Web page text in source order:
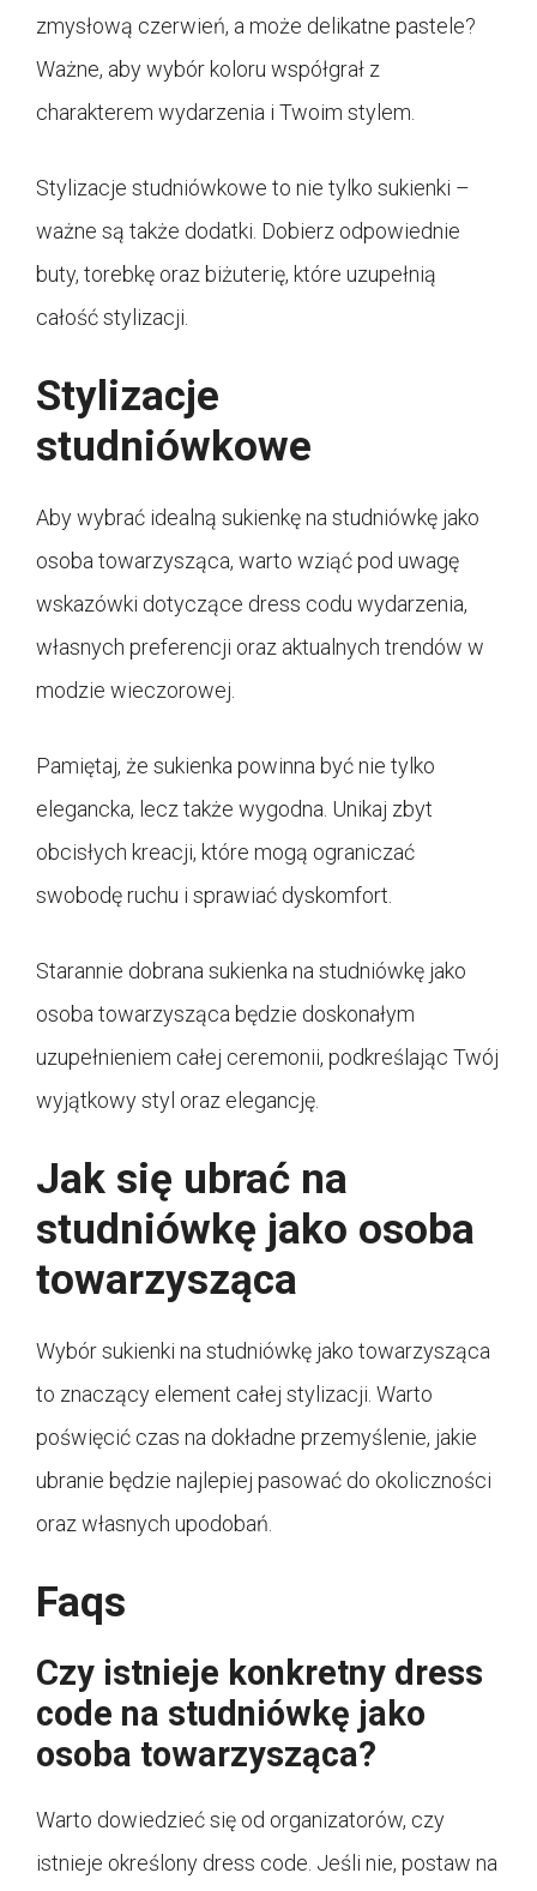
zmysłową czerwień, a może delikatne pastele?
Ważne, aby wybór koloru współgrał z
charakterem wydarzenia i Twoim stylem.
Stylizacje studniówkowe to nie tylko sukienki –
ważne są także dodatki. Dobierz odpowiednie
buty, torebkę oraz biżuterię, które uzupełnią
całość stylizacji.
Stylizacje
studniówkowe
Aby wybrać idealną sukienkę na studniówkę jako
osoba towarzysząca, warto wziąć pod uwagę
wskazówki dotyczące dress codu wydarzenia,
własnych preferencji oraz aktualnych trendów w
modzie wieczorowej.
Pamiętaj, że sukienka powinna być nie tylko
elegancka, lecz także wygodna. Unikaj zbyt
obcisłych kreacji, które mogą ograniczać
swobodę ruchu i sprawiać dyskomfort.
Starannie dobrana sukienka na studniówkę jako
osoba towarzysząca będzie doskonałym
uzupełnieniem całej ceremonii, podkreślając Twój
wyjątkowy styl oraz elegancję.
Jak się ubrać na
studniówkę jako osoba
towarzysząca
Wybór sukienki na studniówkę jako towarzysząca
to znaczący element całej stylizacji. Warto
poświęcić czas na dokładne przemyślenie, jakie
ubranie będzie najlepiej pasować do okoliczności
oraz własnych upodobań.
Faqs
Czy istnieje konkretny dress
code na studniówkę jako
osoba towarzysząca?
Warto dowiedzieć się od organizatorów, czy
istnieje określony dress code. Jeśli nie, postaw na